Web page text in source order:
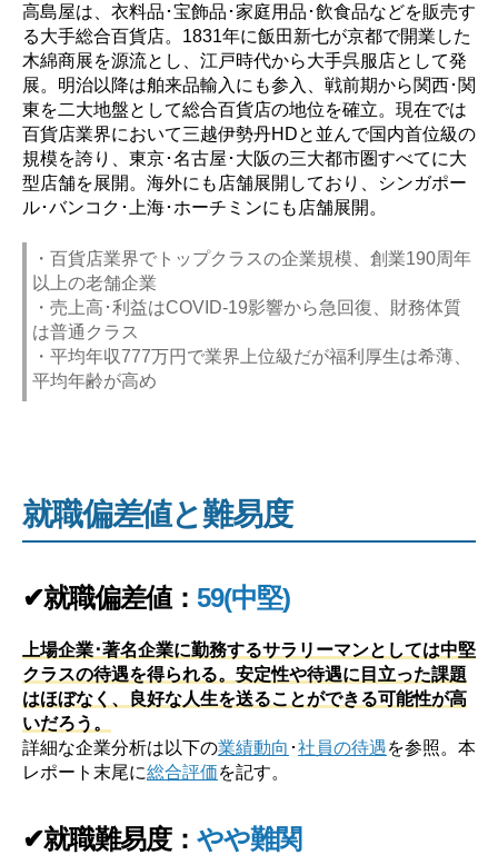
高島屋は、衣料品･宝飾品･家庭用品･飲食品などを販売す
る大手総合百貨店。1831年に飯田新七が京都で開業した
木綿商展を源流とし、江戸時代から大手呉服店として発
展。明治以降は舶来品輸入にも参入、戦前期から関西･関
東を二大地盤として総合百貨店の地位を確立。現在では
百貨店業界において三越伊勢丹HDと並んで国内首位級の
規模を誇り、東京･名古屋･大阪の三大都市圏すべてに大
型店舗を展開。海外にも店舗展開しており、シンガポー
ル･バンコク･上海･ホーチミンにも店舗展開。
・百貨店業界でトップクラスの企業規模、創業190周年
以上の老舗企業
・売上高･利益はCOVID-19影響から急回復、財務体質
は普通クラス
・平均年収777万円で業界上位級だが福利厚生は希薄、
平均年齢が高め
就職偏差値と難易度
✔就職偏差値：59(中堅)
上場企業･著名企業に勤務するサラリーマンとしては中堅
クラスの待遇を得られる。安定性や待遇に目立った課題
はほぼなく、良好な人生を送ることができる可能性が高
いだろう。
詳細な企業分析は以下の業績動向 ･社員の待遇を参照。本
レポート末尾に総合評価を記す。
✔就職難易度：やや難関